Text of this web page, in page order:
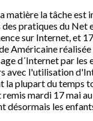
matière la tâche est
pratiques du Net
sur Internet, et
Américaine
d´Internet par les
avec l'utilisation
la plupart du temps
mardi 17 mai
désormais les